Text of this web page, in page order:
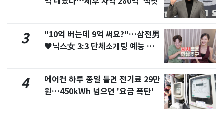
3
"10억 버는데 9억 써요?"…삼전男
♥닉스女 3:3 단체소개팅 예능 화
4
에어컨 하루 종일 틀면 전기료 29만
원…450kWh 넘으면 '요금 폭탄'